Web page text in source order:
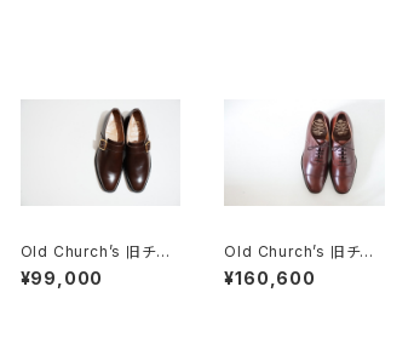
Old Church’s 旧チャ
ーチ 四都市 ASTON
シングルモンク 85F
¥99,000
Old Church’s 旧チャ
ーチ 三都市 CONSUL
85D DEADSTOCK
¥160,600